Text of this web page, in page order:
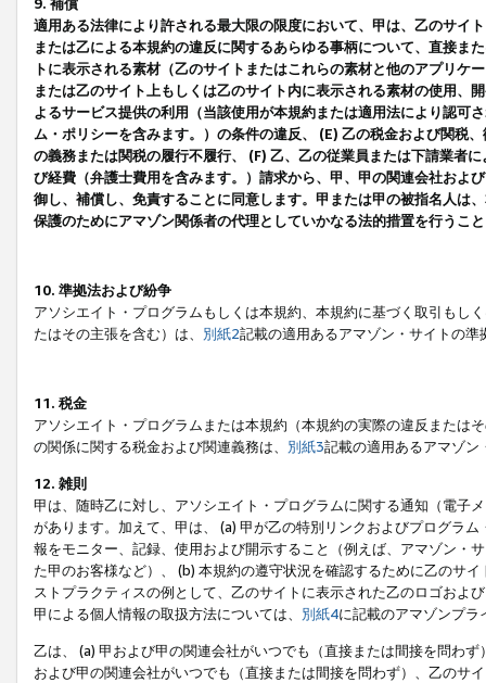
9. 補償
適用ある法律により許される最大限の限度において、甲は、乙のサイ
または乙による本規約の違反に関するあらゆる事柄について、直接ま
トに表示される素材（乙のサイトまたはこれらの素材と他のアプリ
または乙のサイト上もしくは乙のサイト内に表示される素材の使用、
よるサービス提供の利用（当該使用が本規約または適用法により認可
ム・ポリシーを含みます。）の条件の違反、 (E) 乙の税金および関税
の義務または関税の履行不履行、 (F) 乙、乙の従業員または下請業者
び経費（弁護士費用を含みます。）請求から、甲、甲の関連会社およ
御し、補償し、免責することに同意します。甲または甲の被指名人は
保護のためにアマゾン関係者の代理としていかなる法的措置を行うこ
10. 準拠法および紛争
アソシエイト・プログラムもしくは本規約、本規約に基づく取引もし
たはその主張を含む）は、 別紙2記載の適用あるアマゾン・サイトの
11. 税金
アソシエイト・プログラムまたは本規約（本規約の実際の違反または
の関係に関する税金および関連義務は、 別紙3記載の適用あるアマゾン
12. 雑則
甲は、随時乙に対し、アソシエイト・プログラムに関する通知（電子
があります。加えて、甲は、 (a) 甲が乙の特別リンクおよびプログラ
報をモニター、記録、使用および開示すること（例えば、アマゾン・
た甲のお客様など）、 (b) 本規約の遵守状況を確認するために乙のサ
ストプラクティスの例として、乙のサイトに表示された乙のロゴおよ
甲による個人情報の取扱方法については、 別紙4に記載のアマゾンプ
乙は、 (a) 甲および甲の関連会社がいつでも（直接または間接を問わ
および甲の関連会社がいつでも（直接または間接を問わず）、乙のサ